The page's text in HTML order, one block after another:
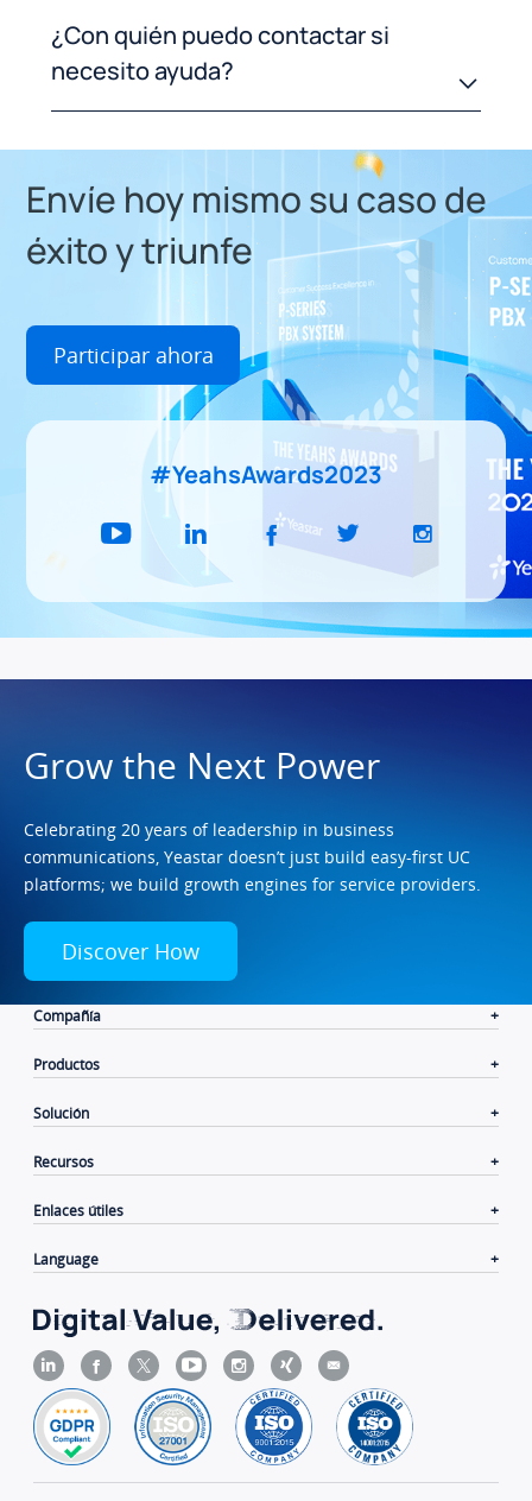
¿Con quién puedo contactar si
necesito ayuda?
Envíe hoy mismo su caso de
éxito y triunfe
Participar ahora
#YeahsAwards2023
Grow the Next Power
Celebrating 20 years of leadership in business
communications, Yeastar doesn’t just build easy-first UC
platforms; we build growth engines for service providers.
Discover How
Compañía
Productos
Solución
Recursos
Enlaces útiles
Language